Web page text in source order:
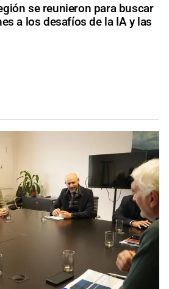
se reunieron para buscar
a los desafíos de la IA y las